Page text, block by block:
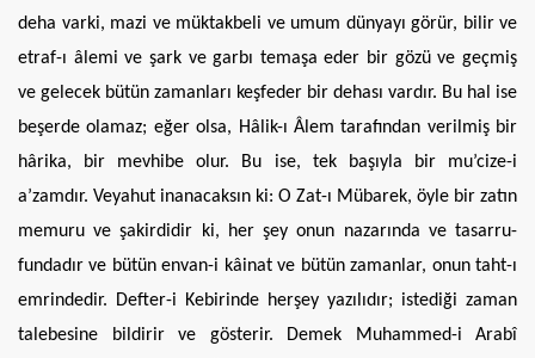
deha varki, mazi ve müktakbeli ve umum dünyayı görür, bilir ve
etraf-ı âlemi ve şark ve garbı temaşa eder bir gözü ve geçmiş
ve gelecek bütün zamanları keşfeder bir dehası vardır. Bu hal ise
beşerde olamaz; eğer olsa, Hâlik-ı Âlem tarafından verilmiş bir
hârika, bir mevhibe olur. Bu ise, tek başıyla bir mu’cize-i
a’zamdır. Veyahut inanacaksın ki: O Zat-ı Mübarek, öyle bir zatın
memuru ve şakirdidir ki, her şey onun nazarında ve tasarru-
fundadır ve bütün envan-i kâinat ve bütün zamanlar, onun taht-ı
emrindedir. Defter-i Kebirinde herşey yazılıdır; istediği zaman
talebesine bildirir ve gösterir. Demek Muhammed-i Arabî